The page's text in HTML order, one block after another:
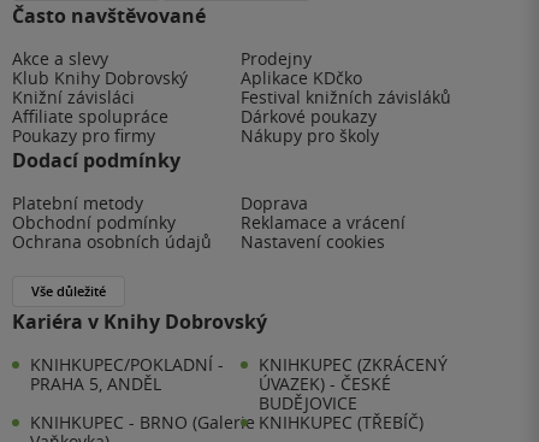
Často navštěvované
Akce a slevy
Prodejny
Klub Knihy Dobrovský
Aplikace KDčko
Knižní závisláci
Festival knižních závisláků
Affiliate spolupráce
Dárkové poukazy
Poukazy pro firmy
Nákupy pro školy
Dodací podmínky
Platební metody
Doprava
Obchodní podmínky
Reklamace a vrácení
Ochrana osobních údajů
Nastavení cookies
Vše důležité
Kariéra v Knihy Dobrovský
KNIHKUPEC/POKLADNÍ -
PRAHA 5, ANDĚL
KNIHKUPEC (ZKRÁCENÝ
ÚVAZEK) - ČESKÉ
BUDĚJOVICE
KNIHKUPEC - BRNO (Galerie KNIHKUPEC (TŘEBÍČ)